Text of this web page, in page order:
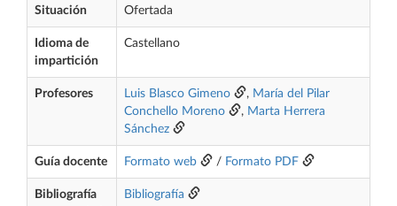
Situación Ofertada
Idioma de
impartición
Castellano
Profesores Luis Blasco Gimeno , María del Pilar
Conchello Moreno
, Marta Herrera
Sánchez
Guía docente Formato web / Formato PDF
Bibliografía
Bibliografía